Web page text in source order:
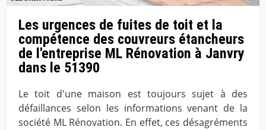
Les urgences de fuites de toit et la
compétence des couvreurs étancheurs
de l'entreprise ML Rénovation à Janvry
dans le 51390
Le toit d'une maison est toujours sujet à des
défaillances selon les informations venant de la
société ML Rénovation. En effet, ces désagréments